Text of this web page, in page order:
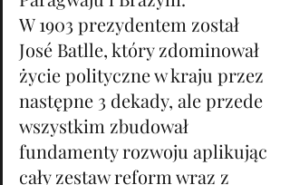
W 1903 prezydentem został
José Batlle, który zdominował
życie polityczne w kraju przez
następne 3 dekady, ale przede
wszystkim zbudował
fundamenty rozwoju aplikując
cały zestaw reform wraz z